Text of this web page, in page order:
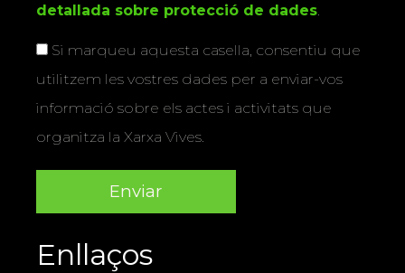
detallada sobre protecció de dades.
Si marqueu aquesta casella, consentiu que
utilitzem les vostres dades per a enviar-vos
informació sobre els actes i activitats que
organitza la Xarxa Vives.
Enllaços